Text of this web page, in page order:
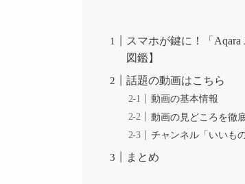
スマホが鍵に！「
図鑑】
話題の動画はこちら
動画の基本情報
動画の見どころを徹
チャンネル「いいも
まとめ